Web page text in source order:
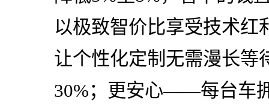
以极致智价比享受技术
让个性化定制无需漫长等
30%；更安心——每台车